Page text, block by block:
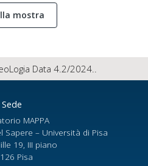
mostra
Data 4.2/2024..
Sede
MAPPA
Sapere – Università di Pisa
19, III piano
Pisa